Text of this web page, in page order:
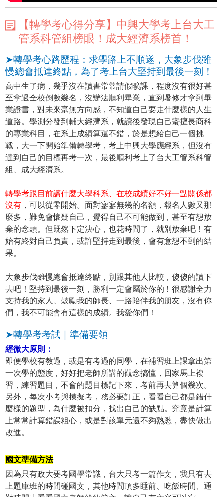
【轉學考心得分享】中興大學考上台大工
管系科管組榜眼！成大經濟系榜首！
➤轉學考心路歷程：求學路上不順遂，大象步伐雖
慢總會抵達終點，為了考上台大堅持到最後一刻！
高中生了病，幾乎沒在讀書常常請假曠課，程度沒有很好甚
至拿過全校倒數幾名，沒辦法順利畢業，直到暑修才拿到畢
業證書，對未來毫無方向感，不知道自己要走什麼樣的人生
道路。學測分發到輔大經濟系，就讀後發現自己蠻擅長商科
的專業科目，在系上成績算還不錯，於是想給自己一個挑
戰，大一下開始準備轉學考，考上中興大學應經系，但沒有
達到自己的目標再考一次，最後順利考上了台大工管系科管
組、成大經濟系。
轉學考跟目前讀什麼大學科系、在校成績好不好一點關係都
沒有 ，可以從零開始。面對寥寥無幾的名額，報名人數又那
麼多，難免會懷疑自己，覺得自己不可能做到，甚至有想放
棄的念頭。但既然下定決心，也花時間了，就別放棄吧！有
始有終對自己負責，或許堅持走到最後，會有意想不到的結
果。
大象步伐雖慢總會抵達終點，別跟其他人比較，傻傻的讀下
去吧！堅持到最後一刻，勝利一定會屬於你的！很感謝全力
支持我的家人、鼓勵我的師長、一路陪伴我的朋友，沒有你
們，我不可能會有這樣的成績。我愛你們！
➤轉學考考試｜準備要領
經微大原則：
即便學校有教過，或是有考過的同學，在補習班上課拿出第
一次學的態度，好好把老師所講的觀念搞懂，回家馬上複
習，練習題目，不會的題目標記下來，考前再去算個幾次。
另外，每次小考與模擬考，務必要訂正，看看自己都是錯什
麼樣的題型，為什麼被扣分，找出自己的缺點。究竟是計算
上常常計算錯誤粗心，或是對該單元還不夠熟悉，盡快做出
改進。
國文準備方法
因為只有政大要考國學常識，台大只考一篇作文，我只有去
上題庫班的時間碰國文，其他時間頂多睡前、吃飯時間、通